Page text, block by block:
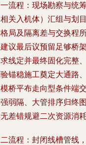
流程：现场勘察与统
关入机体）汇组与划
局及隔离差与交换程
议最后议预留足够桥
线定并最终固化完整
锚稳施工奠定大通路
桥平布走向型条件端
弱隔、大管排序归终
差错规避二次资源消
流程：封闭线槽管线